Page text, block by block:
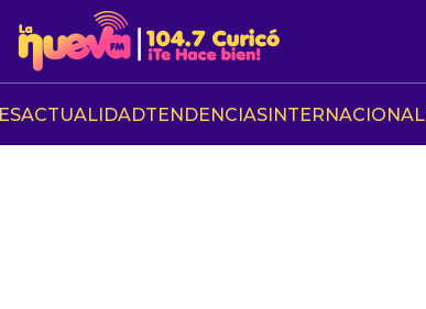
ACTUALIDADTENDENCIASINTERNACIONAL